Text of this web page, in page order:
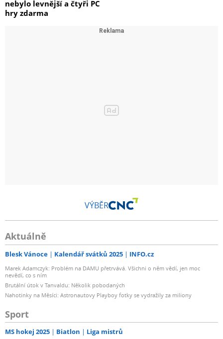
nebylo levnější a čtyři PC
hry zdarma
VÝBĚR
Aktuálně
Blesk Vánoce Kalendář svátků 2025 INFO.cz
Marek Adamczyk: Problém na DAMU přetrvává. Všichni o něm vědí, jen moc
nevědí, co s ním
Brutální útok v Tanvaldu: Několik pobodaných
Nahotinky na Měsíci: Astronautovy Playboy fotky se vydražily za miliony
Sport
MS hokej 2025 Biatlon Liga mistrů